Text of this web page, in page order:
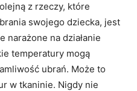
z rzeczy, które
swojego dziecka, jest
narażone na działanie
temperatury mogą
ubrań. Może to
w tkaninie. Nigdy nie